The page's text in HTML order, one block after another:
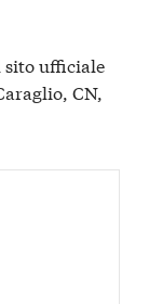
ufficiale
CN,